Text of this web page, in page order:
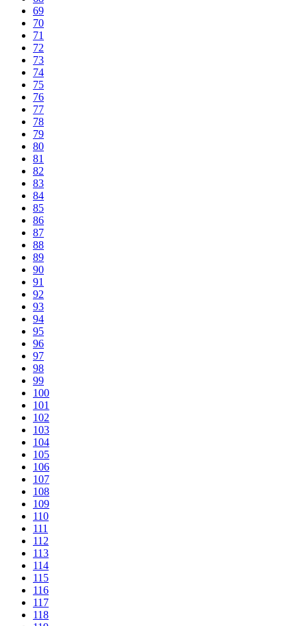
69
70
71
72
73
74
75
76
77
78
79
80
81
82
83
84
85
86
87
88
89
90
91
92
93
94
95
96
97
98
99
100
101
102
103
104
105
106
107
108
109
110
111
112
113
114
115
116
117
118